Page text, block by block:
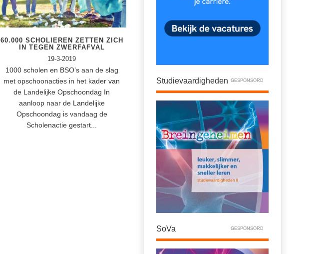
60.000 SCHOLIEREN ZETTEN ZICH
IN TEGEN ZWERFAFVAL
19-3-2019
1000 scholen en BSO’s aan de slag
met opschoonacties in het kader van
de Landelijke Opschoondag In
aanloop naar de Landelijke
Opschoondag is vandaag de
Scholenactie gestart...
Studievaardigheden GESPONSORD
SoVa GESPONSORD